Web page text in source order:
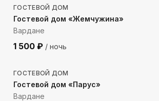
ГОСТЕВОЙ ДОМ
Гостевой дом «Жемчужина»
Вардане
1 500 ₽ / ночь
381м до моря
ГОСТЕВОЙ ДОМ
Гостевой дом «Парус»
Вардане